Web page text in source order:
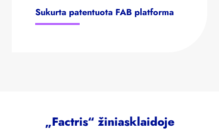
Sukurta patentuota FAB platforma
„Factris“ žiniasklaidoje